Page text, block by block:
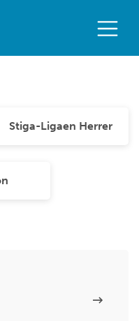
Stiga-Ligaen Herrer